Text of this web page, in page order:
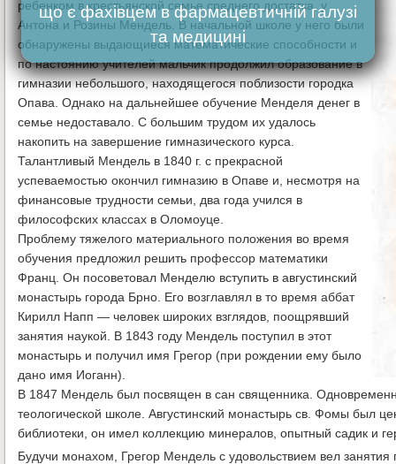
ребенком в крестьянской семье среднего достатка, у
Антона и Розины Мендель. В начальной школе у него были
обнаружены выдающиеся математические способности и
по настоянию учителей мальчик продолжил образование в
гимназии небольшого, находящегося поблизости городка
Опава. Однако на дальнейшее обучение Менделя денег в
семье недоставало. С большим трудом их удалось
накопить на завершение гимназического курса.
Талантливый Мендель в 1840 г. с прекрасной
успеваемостью окончил гимназию в Опаве и, несмотря на
финансовые трудности семьи, два года учился в
философских классах в Оломоуце.
Проблему тяжелого материального положения во время
обучения предложил решить профессор математики
Франц. Он посоветовал Менделю вступить в августинский
монастырь города Брно. Его возглавлял в то время аббат
Кирилл Напп — человек широких взглядов, поощрявший
занятия наукой. В 1843 году Мендель поступил в этот
монастырь и получил имя Грегор (при рождении ему было
дано имя Иоганн).
В 1847 Мендель был посвящен в сан священника.
теологической школе. Августинский монастырь св. Фомы был
библиотеки, он имел коллекцию минералов, опытный садик и
Будучи монахом, Грегор Мендель с удовольствием вел
що є фахівцем в фармацевтичній галузі
та медицині